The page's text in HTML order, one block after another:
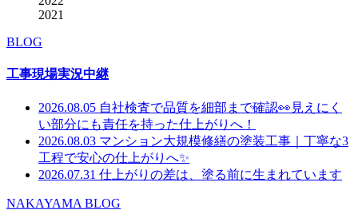
2021
BLOG
工事現場実況中継
2026.08.05 自社検査で品質を細部まで確認👀見えにく
い部分にも責任を持った仕上がりへ！
2026.08.03 マンション大規模修繕の塗装工事｜丁寧な3
工程で安心の仕上がりへ✨
2026.07.31 仕上がりの差は、塗る前に生まれています
NAKAYAMA BLOG